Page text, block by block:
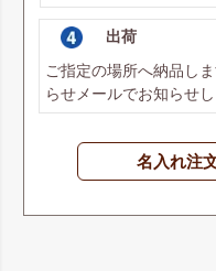
出荷
ご指定の場所へ納品し
らせメールでお知らせし
名入れ注